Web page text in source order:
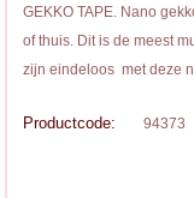
GEKKO TAPE. Nano
of thuis. Dit is de meest
zijn eindeloos met deze
Productcode: 94373